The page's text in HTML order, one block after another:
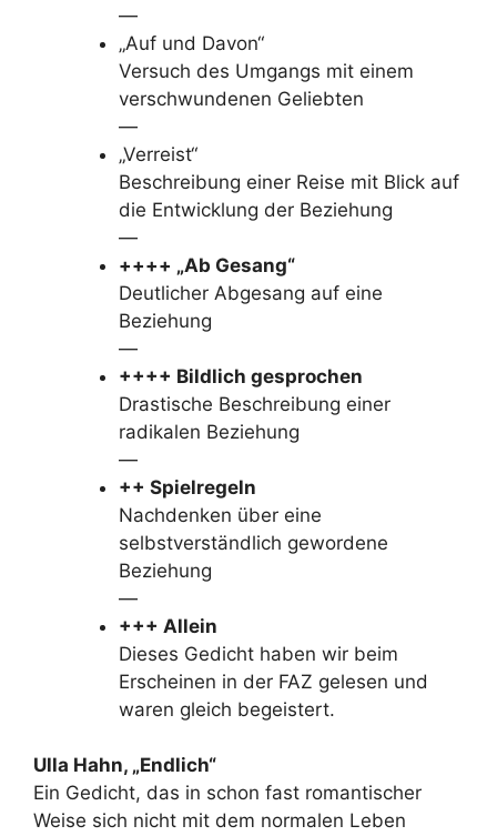
—
„Auf und Davon“
Versuch des Umgangs mit einem
verschwundenen Geliebten
—
„Verreist“
Beschreibung einer Reise mit Blick auf
die Entwicklung der Beziehung
—
++++ „Ab Gesang“
Deutlicher Abgesang auf eine
Beziehung
—
++++ Bildlich gesprochen
Drastische Beschreibung einer
radikalen Beziehung
—
++ Spielregeln
Nachdenken über eine
selbstverständlich gewordene
Beziehung
—
+++ Allein
Dieses Gedicht haben wir beim
Erscheinen in der FAZ gelesen und
waren gleich begeistert.
Ulla Hahn, „Endlich“
Ein Gedicht, das in schon fast romantischer
Weise sich nicht mit dem normalen Leben